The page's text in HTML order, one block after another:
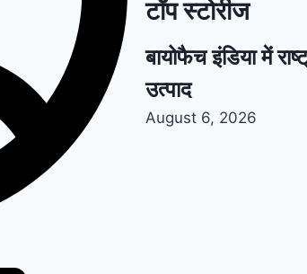
टॉप स्टोरीज
बायोफैच इंडिया में
उत्पाद
August 6, 2026